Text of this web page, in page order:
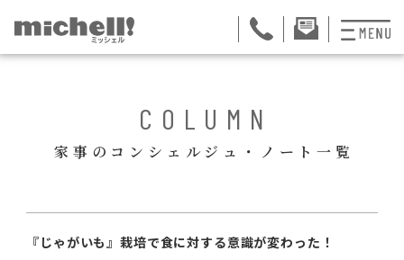
お掃除代行
COLUMN
家事のコンシェルジュ・ノート一覧
『じゃがいも』栽培で食に対する意識が変わった！